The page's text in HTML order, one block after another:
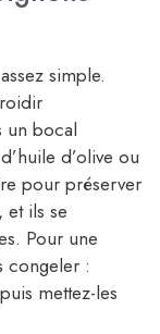
simple.
un bocal
d’olive ou
pour préserver
et ils se
Pour une
congeler :
mettez-les